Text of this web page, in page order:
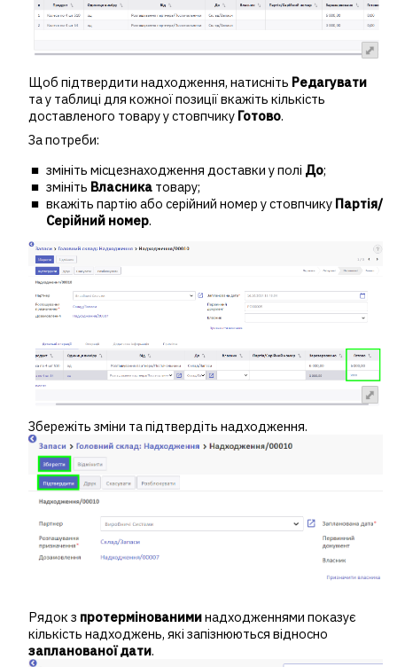
Щоб підтвердити надходження, натисніть Редагувати
та у таблиці для кожної позиції вкажіть кількість
доставленого товару у стовпчику Готово.
За потреби:
змініть місцезнаходження доставки у полі До;
змініть Власника товару;
вкажіть партію або серійний номер у стовпчику Партія/
Серійний номер.
Збережіть зміни та підтвердіть надходження.
Рядок з протермінованиминадходженнями показує
кількість надходжень, які запізнюються відносно
запланованої дати.